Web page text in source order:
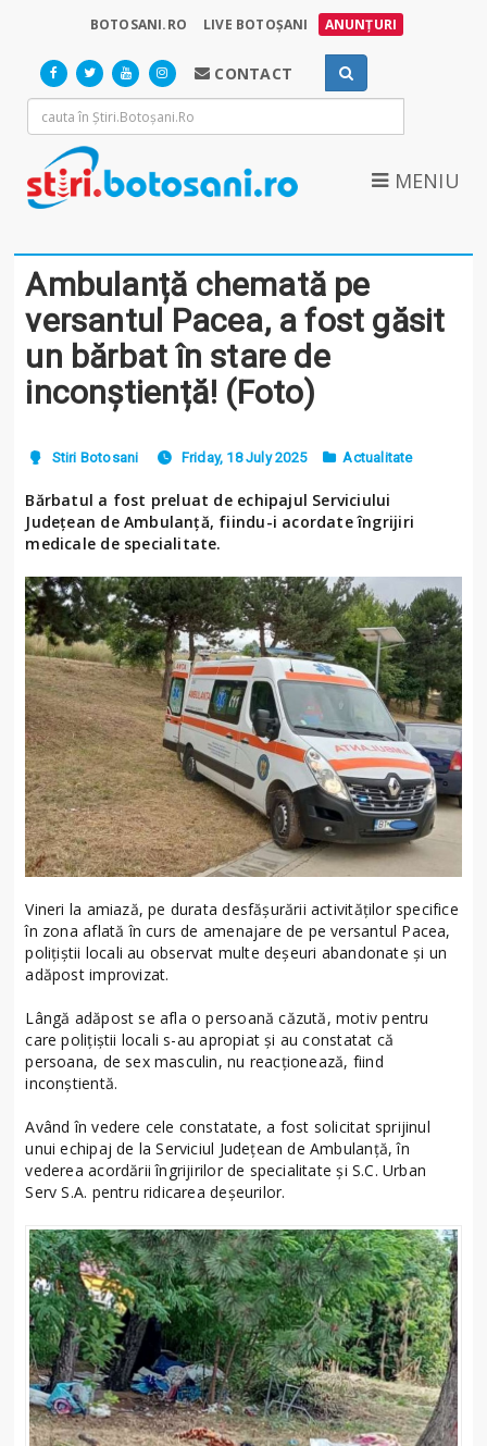
BOTOSANI.RO LIVE BOTOȘANI ANUNȚURI
CONTACT
MENIU
Ambulanță chemată pe
versantul Pacea, a fost găsit
un bărbat în stare de
inconștiență! (Foto)
Stiri Botosani Friday, 18 July 2025 Actualitate
Bărbatul a fost preluat de echipajul Serviciului
Județean de Ambulanță, fiindu-i acordate îngrijiri
medicale de specialitate.
Vineri la amiază, pe durata desfășurării activităților specifice
în zona aflată în curs de amenajare de pe versantul Pacea,
polițiștii locali au observat multe deșeuri abandonate și un
adăpost improvizat.
Lângă adăpost se afla o persoană căzută, motiv pentru
care polițiștii locali s-au apropiat și au constatat că
persoana, de sex masculin, nu reacționează, fiind
inconștientă.
Având în vedere cele constatate, a fost solicitat sprijinul
unui echipaj de la Serviciul Județean de Ambulanță, în
vederea acordării îngrijirilor de specialitate și S.C. Urban
Serv S.A. pentru ridicarea deșeurilor.